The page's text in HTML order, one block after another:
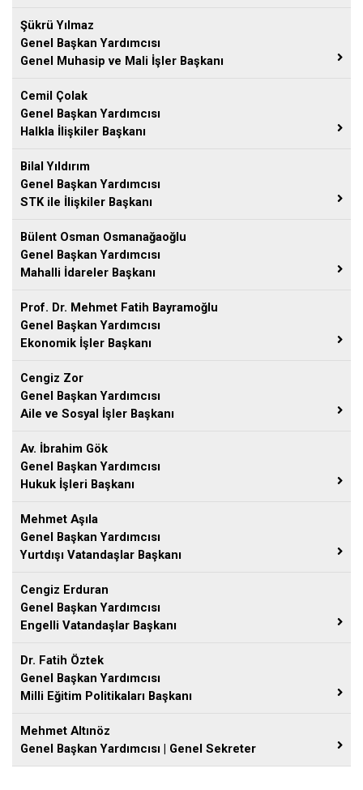
Şükrü Yılmaz
Genel Başkan Yardımcısı
Genel Muhasip ve Mali İşler Başkanı
Cemil Çolak
Genel Başkan Yardımcısı
Halkla İlişkiler Başkanı
Bilal Yıldırım
Genel Başkan Yardımcısı
STK ile İlişkiler Başkanı
Bülent Osman Osmanağaoğlu
Genel Başkan Yardımcısı
Mahalli İdareler Başkanı
Prof. Dr. Mehmet Fatih Bayramoğlu
Genel Başkan Yardımcısı
Ekonomik İşler Başkanı
Cengiz Zor
Genel Başkan Yardımcısı
Aile ve Sosyal İşler Başkanı
Av. İbrahim Gök
Genel Başkan Yardımcısı
Hukuk İşleri Başkanı
Mehmet Aşıla
Genel Başkan Yardımcısı
Yurtdışı Vatandaşlar Başkanı
Cengiz Erduran
Genel Başkan Yardımcısı
Engelli Vatandaşlar Başkanı
Dr. Fatih Öztek
Genel Başkan Yardımcısı
Milli Eğitim Politikaları Başkanı
Mehmet Altınöz
Genel Başkan Yardımcısı | Genel Sekreter